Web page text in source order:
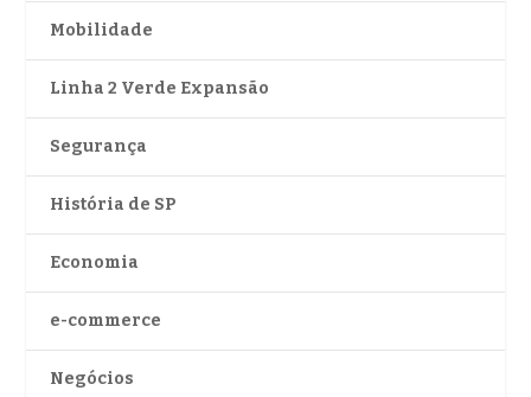
Mobilidade
Linha 2 Verde Expansão
Segurança
História de SP
Economia
e-commerce
Negócios